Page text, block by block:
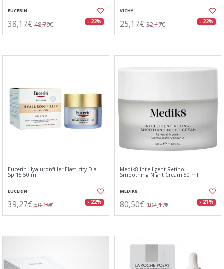
EUCERIN
38,17€ 48,79€ - 22%
VICHY
25,17€ 32,17€ - 22%
Eucerin Hyaluronfiller Elasticity Dia
Spf15 50 m
EUCERIN
39,27€ 50,19€ - 22%
Medik8 Intelligent Retinol
Smoothing Night Cream 50 ml
MEDIK8
80,50€ 102,17€ - 21%